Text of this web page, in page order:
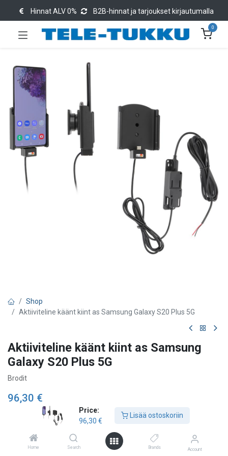
Price:
96,30 €
Lisää ostoskoriin
Home Search Brands Account
Hinnat ALV 0% B2B-hinnat ja tarjoukset kirjautumalla
0
Shop
Aktiiviteline käänt kiint as Samsung Galaxy S20 Plus 5G
Aktiiviteline käänt kiint as Samsung
Galaxy S20 Plus 5G
Brodit
96,30 €
Lisää ostoskoriin